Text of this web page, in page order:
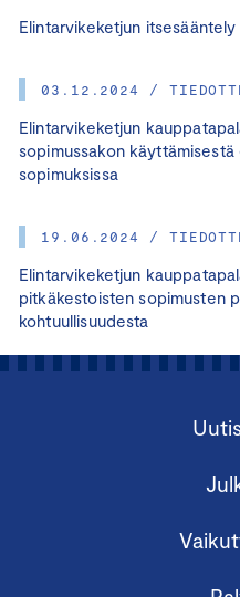
Elintarvikeketjun
03.12.2024 /
Elintarvikeketjun
sopimussakon
sopimuksissa
19.06.2024 /
Elintarvikeketjun
pitkäkestoisten sopimusten
kohtuullisuudesta